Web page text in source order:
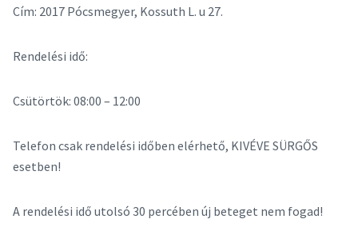
Cím: 2017 Pócsmegyer, Kossuth L. u 27.
Rendelési idő:
Csütörtök: 08:00 – 12:00
Telefon csak rendelési időben elérhető, KIVÉVE SÜRGŐS
esetben!
A rendelési idő utolsó 30 percében új beteget nem fogad!